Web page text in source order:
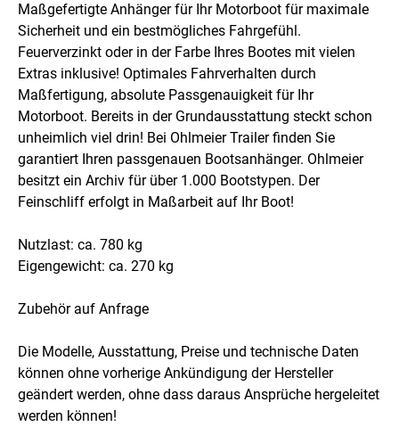
Maßgefertigte Anhänger für Ihr Motorboot für maximale
Sicherheit und ein bestmögliches Fahrgefühl.
Feuerverzinkt oder in der Farbe Ihres Bootes mit vielen
Extras inklusive! Optimales Fahrverhalten durch
Maßfertigung, absolute Passgenauigkeit für Ihr
Motorboot. Bereits in der Grundausstattung steckt schon
unheimlich viel drin! Bei Ohlmeier Trailer finden Sie
garantiert Ihren passgenauen Bootsanhänger. Ohlmeier
besitzt ein Archiv für über 1.000 Bootstypen. Der
Feinschliff erfolgt in Maßarbeit auf Ihr Boot!
Nutzlast: ca. 780 kg
Eigengewicht: ca. 270 kg
Zubehör auf Anfrage
Die Modelle, Ausstattung, Preise und technische Daten
können ohne vorherige Ankündigung der Hersteller
geändert werden, ohne dass daraus Ansprüche hergeleitet
werden können!